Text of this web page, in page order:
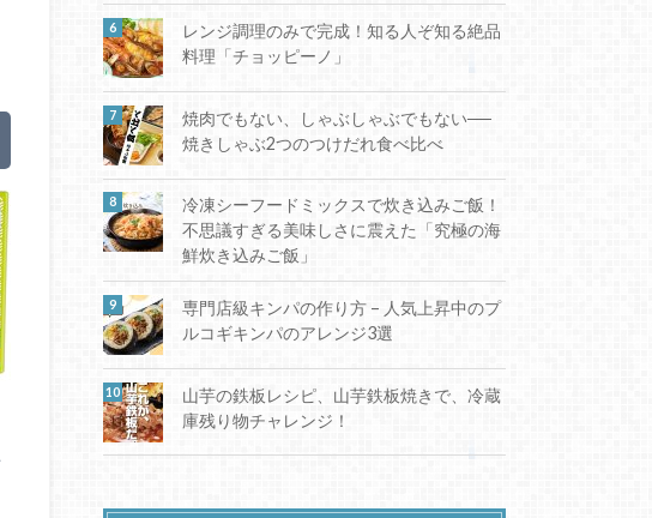
レンジ調理のみで完成！知る人ぞ知る絶品
料理「チョッピーノ」
焼肉でもない、しゃぶしゃぶでもない──
焼きしゃぶ2つのつけだれ食べ比べ
冷凍シーフードミックスで炊き込みご飯！
不思議すぎる美味しさに震えた「究極の海
鮮炊き込みご飯」
専門店級キンパの作り方 – 人気上昇中のプ
ルコギキンパのアレンジ3選
山芋の鉄板レシピ、山芋鉄板焼きで、冷蔵
庫残り物チャレンジ！